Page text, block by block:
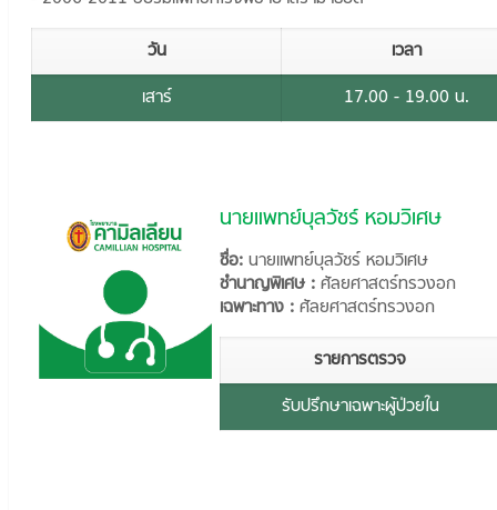
วัน
เวลา
เสาร์
17.00 - 19.00 น.
นายแพทย์บุลวัชร์ หอมวิเศษ
ชื่อ:นายแพทย์บุลวัชร์ หอมวิเศษ
ชำนาญพิเศษ :ศัลยศาสตร์ทรวงอก
เฉพาะทาง :ศัลยศาสตร์ทรวงอก
รายการตรวจ
รับปรึกษาเฉพาะผู้ป่วยใน